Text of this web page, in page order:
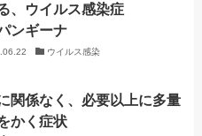
、ウイルス感染症
ンギーナ
ウイルス感染
関係なく、必要以上に多量
かく症状